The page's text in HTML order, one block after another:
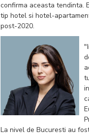
confirma aceasta tendinta.
tip hotel si hotel-
post-2020.
La nivel de Bucuresti au